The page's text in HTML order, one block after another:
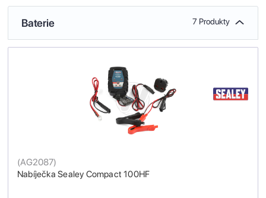
Baterie 7 Produkty
Nabíječka Sealey Compact 100HF
(AG2087)